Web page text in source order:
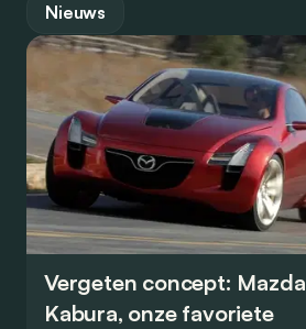
Nieuws
Vergeten concept: Mazda
Kabura, onze favoriete